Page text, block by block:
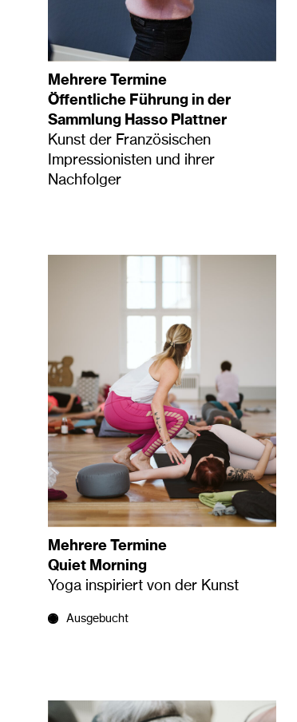
Mehrere Termine
Öffentliche Führung in der
Sammlung Hasso Plattner
Kunst der Französischen
Impressionisten und ihrer
Nachfolger
Mehrere Termine
Quiet Morning
Yoga inspiriert von der Kunst
Ausgebucht